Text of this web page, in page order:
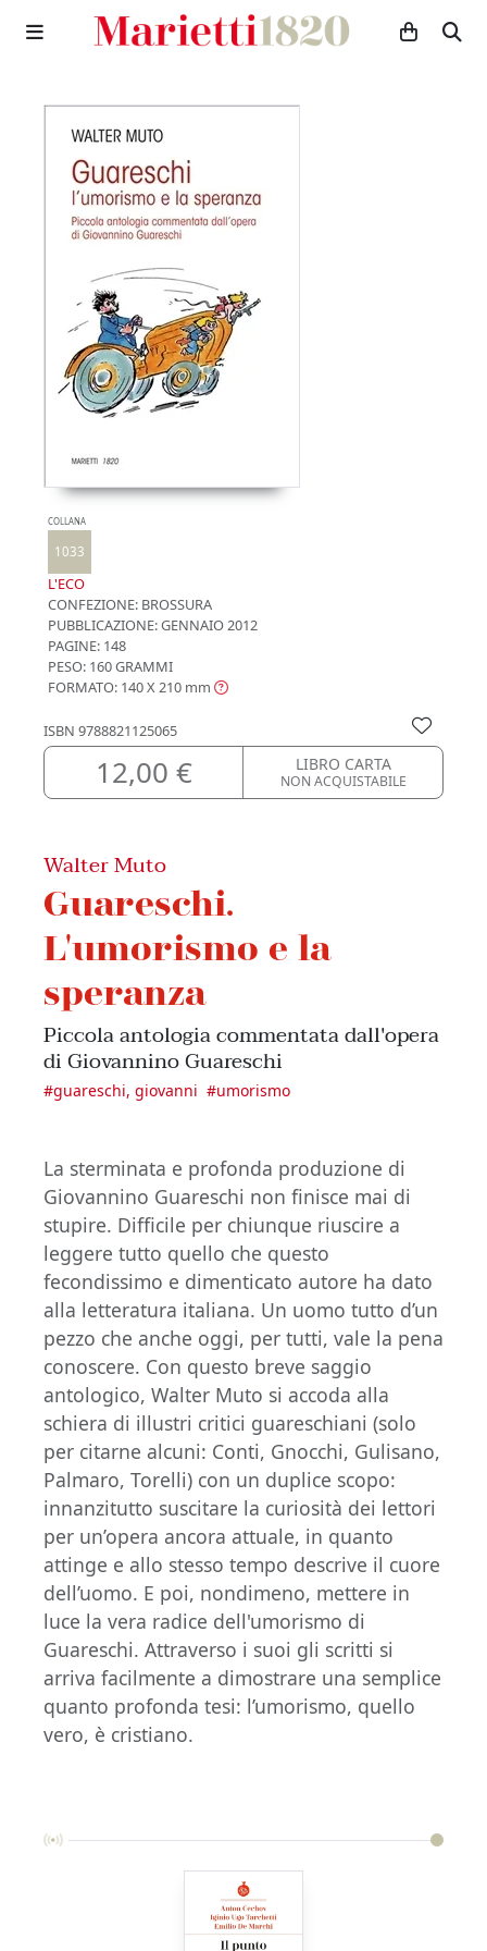
COLLANA
1033
L'ECO
CONFEZIONE: BROSSURA
PUBBLICAZIONE:GENNAIO 2012
PAGINE: 148
PESO: 160 GRAMMI
FORMATO: 140 X 210 mm
ISBN 9788821125065
12,00 € LIBRO CARTA
NON ACQUISTABILE
Walter Muto
Guareschi.
L'umorismo e la
speranza
Piccola antologia commentata dall'opera
di Giovannino Guareschi
#guareschi, giovanni #umorismo
La sterminata e profonda produzione di
Giovannino Guareschi non finisce mai di
stupire. Difficile per chiunque riuscire a
leggere tutto quello che questo
fecondissimo e dimenticato autore ha dato
alla letteratura italiana. Un uomo tutto d’un
pezzo che anche oggi, per tutti, vale la pena
conoscere. Con questo breve saggio
antologico, Walter Muto si accoda alla
schiera di illustri critici guareschiani (solo
per citarne alcuni: Conti, Gnocchi, Gulisano,
Palmaro, Torelli) con un duplice scopo:
innanzitutto suscitare la curiosità dei lettori
per un’opera ancora attuale, in quanto
attinge e allo stesso tempo descrive il cuore
dell’uomo. E poi, nondimeno, mettere in
luce la vera radice dell'umorismo di
Guareschi. Attraverso i suoi gli scritti si
arriva facilmente a dimostrare una semplice
quanto profonda tesi: l’umorismo, quello
vero, è cristiano.